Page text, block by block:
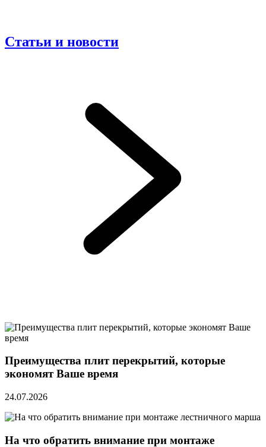
Статьи и новости
Преимущества плит перекрытий, которые
экономят Ваше время
24.07.2026
На что обратить внимание при монтаже